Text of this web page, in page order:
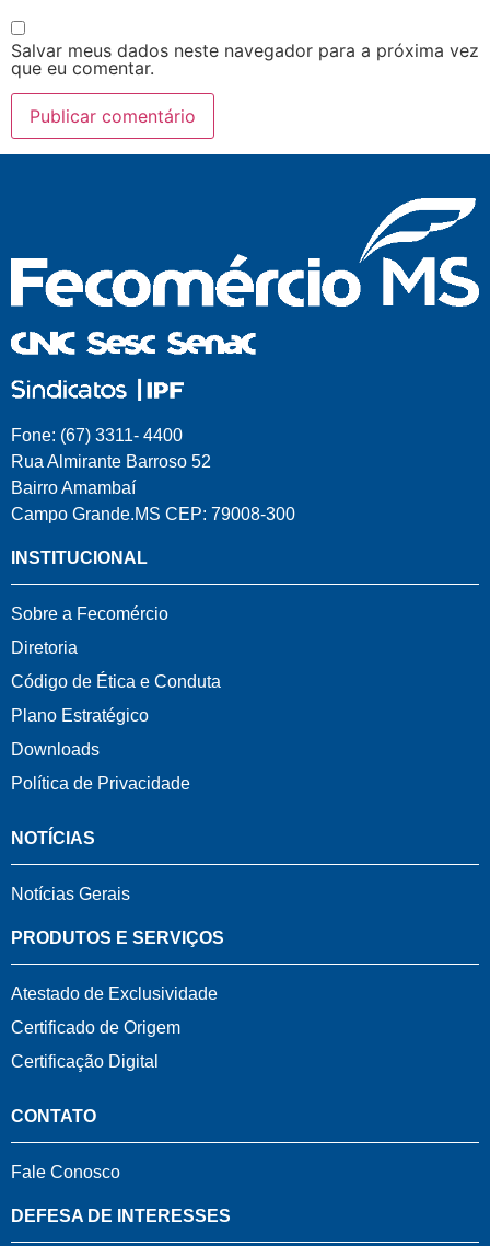
Salvar meus dados neste navegador para a próxima vez
que eu comentar.
Fone: (67) 3311- 4400
Rua Almirante Barroso 52
Bairro Amambaí
Campo Grande.MS CEP: 79008-300
INSTITUCIONAL
Sobre a Fecomércio
Diretoria
Código de Ética e Conduta
Plano Estratégico
Downloads
Política de Privacidade
NOTÍCIAS
Notícias Gerais
PRODUTOS E SERVIÇOS
Atestado de Exclusividade
Certificado de Origem
Certificação Digital
CONTATO
Fale Conosco
DEFESA DE INTERESSES